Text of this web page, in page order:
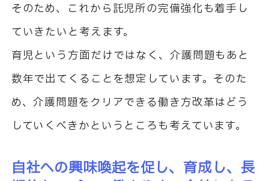
そのため、これから託児所の完備強化も着手し
ていきたいと考えます。
育児という方面だけではなく、介護問題もあと
数年で出てくることを想定しています。そのた
め、介護問題をクリアできる働き方改革はどう
していくべきかというところも考えています。
自社への興味喚起を促し、育成し、長